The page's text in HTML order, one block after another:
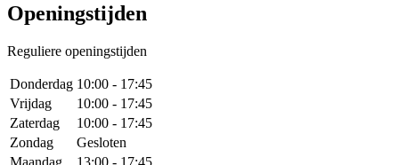
Openingstijden
Reguliere openingstijden
Donderdag 10:00 - 17:45
Vrijdag
10:00 - 17:45
Zaterdag
10:00 - 17:45
Zondag
Gesloten
Maandag
13:00 - 17:45